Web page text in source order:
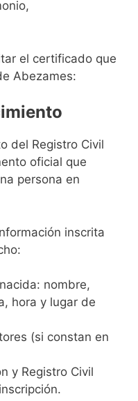
el certificado que
Abezames:
del Registro Civil
oficial que
persona en
inscrita
nombre,
hora y lugar de
(si constan en
y Registro Civil